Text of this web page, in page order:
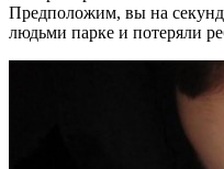
Предположим, вы на
людьми парке и потеряли